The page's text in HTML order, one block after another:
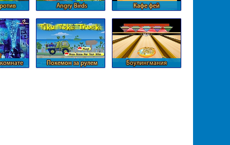
Angry Birds
Кафе фей
Покемон за рулем
Боулингмания